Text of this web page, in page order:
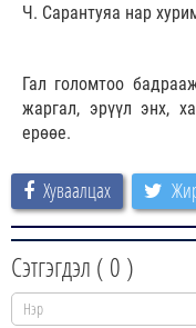
Ч. Сарантуяа нар
Гал голомтоо
жаргал, эрүүл энх,
ерөөе.
Хуваалцах
Сэтгэгдэл ( 0 )